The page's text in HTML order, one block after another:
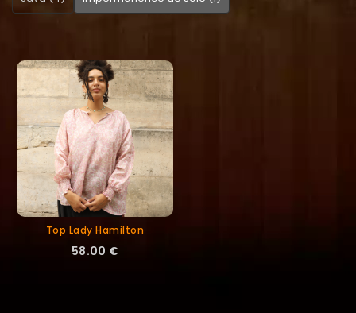
Top Lady Hamilton
58.00 €